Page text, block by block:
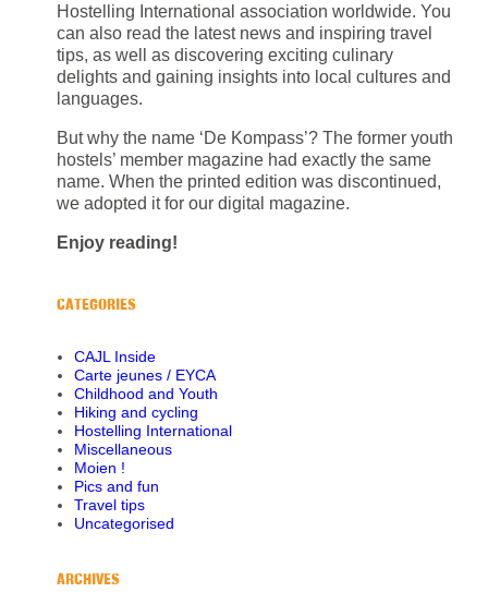
Hostelling International association worldwide. You
can also read the latest news and inspiring travel
tips, as well as discovering exciting culinary
delights and gaining insights into local cultures and
languages.
But why the name ‘De Kompass’? The former youth
hostels’ member magazine had exactly the same
name. When the printed edition was discontinued,
we adopted it for our digital magazine.
Enjoy reading!
CATEGORIES
CAJL Inside
Carte jeunes / EYCA
Childhood and Youth
Hiking and cycling
Hostelling International
Miscellaneous
Moien !
Pics and fun
Travel tips
Uncategorised
ARCHIVES